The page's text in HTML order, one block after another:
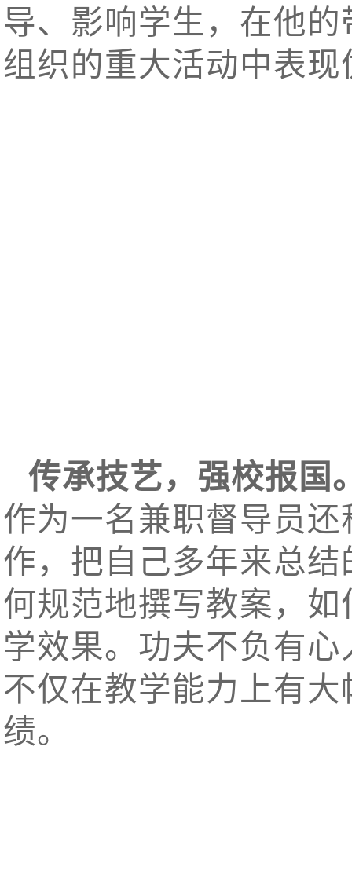
导、影响学生，在他
组织的重大活动中表现
传承技艺，强校报国
作为一名兼职督导员
作，把自己多年来总
何规范地撰写教案，
学效果。功夫不负有
不仅在教学能力上有
绩。